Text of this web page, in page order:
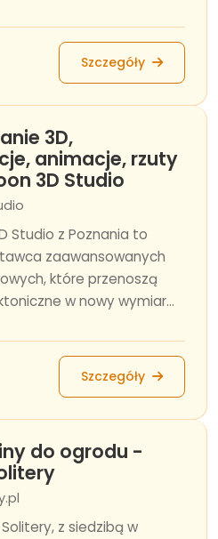
Szczegóły
3D,
animacje, rzuty
3D Studio
Studio z Poznania to
zaawansowanych
które przenoszą
w nowy wymiar...
Szczegóły
do ogrodu -
z siedzibą w